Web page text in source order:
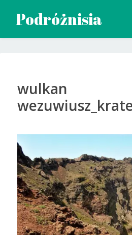
treści
Podróżnisia
wulkan